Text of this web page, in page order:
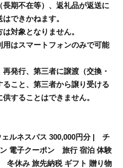
長期不在等）、返礼品が返送に
できかねます。
対象となりません。
用はスマートフォンのみで可能
発行、第三者に譲渡（交換・
こと、第三者から譲り受ける
することはできません。
ェルネスパス 300,000円分 | チ
電子クーポン 旅行 宿泊 体験
冬休み 旅先納税 ギフト 贈り物